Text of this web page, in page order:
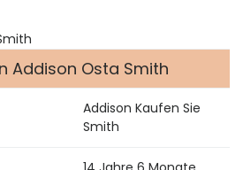
Addison Osta Smith
Addison Kaufen Sie
Smith